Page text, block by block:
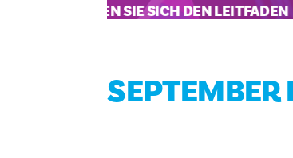
HOLEN SIE SICH DEN
SEPTEMBER